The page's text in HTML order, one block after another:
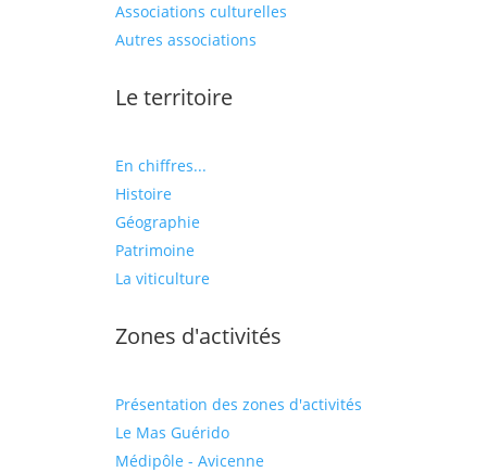
Associations culturelles
Autres associations
Le territoire
En chiffres...
Histoire
Géographie
Patrimoine
La viticulture
Zones d'activités
Présentation des zones d'activités
Le Mas Guérido
Médipôle - Avicenne